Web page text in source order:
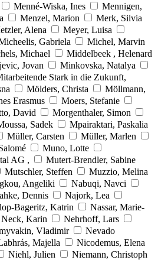
Menné-Wiska, Ines
Mennigen,
Menzel, Marion
Merk, Silvia
Alena
Meyer, Luisa
Gabriela
Michel, Marvin
Michael
Middelbeek , Helenard
Jovan
Minkovska, Natalya
Stark in die Zukunft,
Mölders, Christa
Möllmann,
Erasmus
Moers, Stefanie
David
Morgenthaler, Simon
Sadek
Mpairaktari, Paskalia
Müller, Carsten
Müller, Marlen
Muno, Lotte
AG ,
Mutert-Brendler, Sabine
Mutschler, Steffen
Muzzio, Melina
Angeliki
Nabuqi, Navci
Dennis
Najork, Lea
Bageritz, Katrin
Nassar, Marie-
Neck, Karin
Nehrhoff, Lars
Vladimir
Nevado
Majella
Nicodemus, Elena
Niehl, Julien
Niemann, Christoph